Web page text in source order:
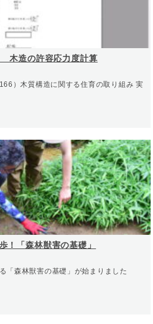
木造の許容応力度計算
）木質構造に関する住育の取り組み 実
！「森林獣害の基礎」
「森林獣害の基礎」が始まりました